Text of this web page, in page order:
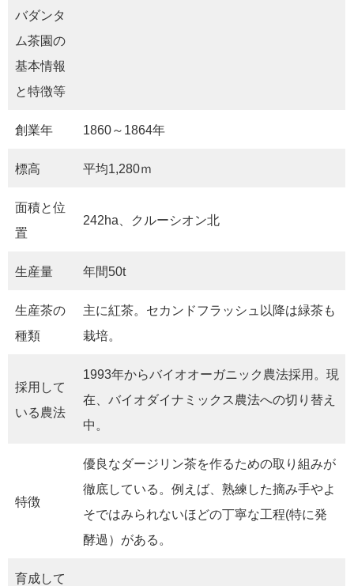
バダンタ
ム茶園の
基本情報
と特徴等
創業年 1860～1864年
標高 平均1,280ｍ
面積と位
置
242ha、クルーシオン北
生産量 年間50t
生産茶の
種類
主に紅茶。セカンドフラッシュ以降は緑茶も
栽培。
採用して
いる農法
1993年からバイオオーガニック農法採用。現
在、バイオダイナミックス農法への切り替え
中。
特徴
優良なダージリン茶を作るための取り組みが
徹底している。例えば、熟練した摘み手やよ
そではみられないほどの丁寧な工程(特に発
酵過）がある。
育成して